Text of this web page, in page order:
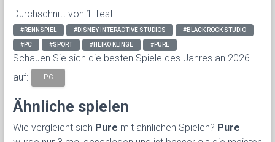
Durchschnitt von 1 Test
#RENNSPIEL #DISNEY INTERACTIVE STUDIOS #BLACK ROCK STUDIO
#PC #SPORT #HEIKO KLINGE #PURE
Schauen Sie sich die besten Spiele des Jahres an 2026
auf:
PC
Ähnliche spielen
Wie vergleicht sich Pure mit ähnlichen Spielen? Pure